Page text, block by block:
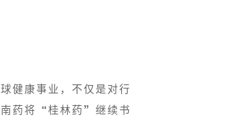
健康事业，不仅是对行
南药将“桂林药”继续书